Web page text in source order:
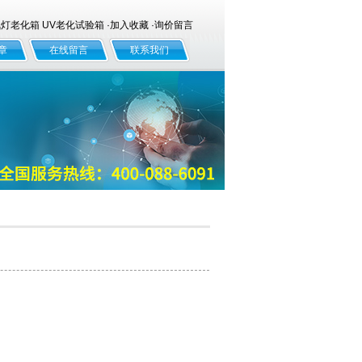
老化箱 UV老化试验箱 ·加入收藏·询价留言
在线留言 联系我们